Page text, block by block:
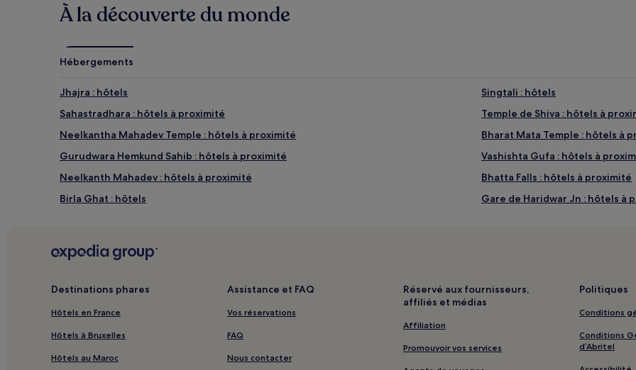
À la découverte du monde
Hébergements
Jhajra : hôtels
Singtali : hôtels
Sahastradhara : hôtels à proximité
Temple de Shiva : hôtels à
Neelkantha Mahadev Temple : hôtels à proximité
Bharat Mata Temple : hôtels à
Gurudwara Hemkund Sahib : hôtels à proximité
Vashishta Gufa : hôtels à
Neelkanth Mahadev : hôtels à proximité
Bhatta Falls : hôtels à proximité
Birla Ghat : hôtels
Gare de Haridwar Jn : hôtels à
Tapovan : Auberges de jeunesse
Sakalana Range : hôtels Hôtels avec parking
Taliyal Gaon : hôtels
Kanatal : hôtels Hôtels pas chers
Dehra Dun : Complexes hôteliers
Destinations phares
Hôtels en France
Hôtels à Bruxelles
Hôtels au Maroc
Assistance et FAQ
Vos réservations
FAQ
Nous contacter
Réservé aux fournisseurs,
affiliés et médias
Affiliation
Promouvoir vos services
Politiques
Conditions
Conditions
d’Abritel